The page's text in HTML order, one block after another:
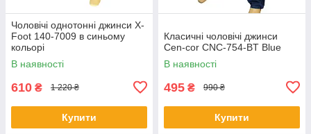
Чоловічі однотонні джинси X-
Foot 140-7009 в синьому
кольорі
В наявності
610 ₴ 1 220 ₴
Купити
Класичні чоловічі джинси
Cen-cor CNC-754-BT Blue
В наявності
495 ₴ 990 ₴
Купити